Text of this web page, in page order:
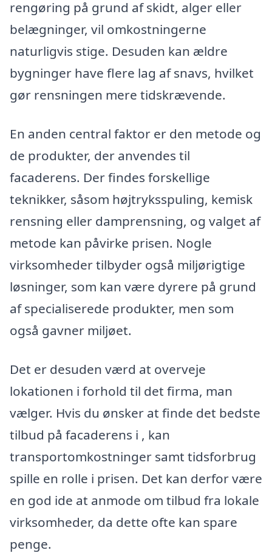
rengøring på grund af skidt, alger eller
belægninger, vil omkostningerne
naturligvis stige. Desuden kan ældre
bygninger have flere lag af snavs, hvilket
gør rensningen mere tidskrævende.
En anden central faktor er den metode og
de produkter, der anvendes til
facaderens. Der findes forskellige
teknikker, såsom højtryksspuling, kemisk
rensning eller damprensning, og valget af
metode kan påvirke prisen. Nogle
virksomheder tilbyder også miljørigtige
løsninger, som kan være dyrere på grund
af specialiserede produkter, men som
også gavner miljøet.
Det er desuden værd at overveje
lokationen i forhold til det firma, man
vælger. Hvis du ønsker at finde det bedste
tilbud på facaderens i , kan
transportomkostninger samt tidsforbrug
spille en rolle i prisen. Det kan derfor være
en god ide at anmode om tilbud fra lokale
virksomheder, da dette ofte kan spare
penge.